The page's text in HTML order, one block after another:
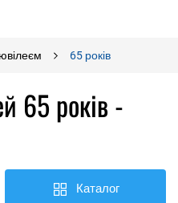
65 років
65 років -
Каталог